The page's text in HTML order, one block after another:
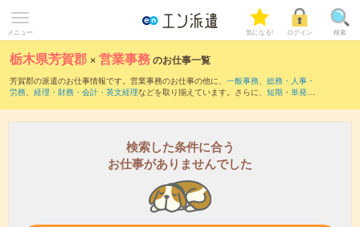
メニュー 気になる! ログイン 検索
栃木県芳賀郡 ×営業事務のお仕事一覧
芳賀郡の派遣のお仕事情報です。営業事務のお仕事の他に、 一般事務、 総務・人事・
労務、 経理・財務・会計・英文経理などを取り揃えています。さらに、 短期 ・ 単発な
検索した条件に合う
お仕事がありませんでした